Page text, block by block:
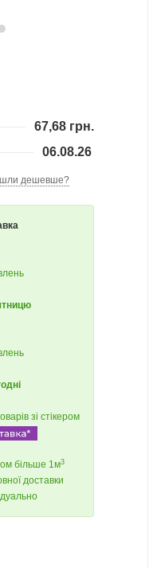
67,68 грн.
06.08.26
дешевше?
зі стікером
більше 1м3
доставки